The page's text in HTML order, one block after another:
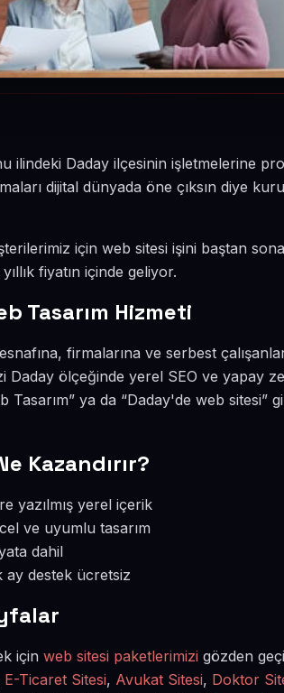
ilindeki Daday ilçesinin işletmelerine
dijital dünyada öne çıksın diye
için web sitesi işini baştan
fiyatın içinde geliyor.
Tasarım Hizmeti
firmalarına ve serbest
Daday ölçeğinde yerel SEO ve yapay
Tasarım” ya da “Daday'de web
Kazandırır?
yazılmış yerel içerik
ve uyumlu tasarım
dahil
ay destek ücretsiz
için web sitesi paketlerimizi gözden
E-Ticaret Sitesi, Avukat Sitesi, Doktor